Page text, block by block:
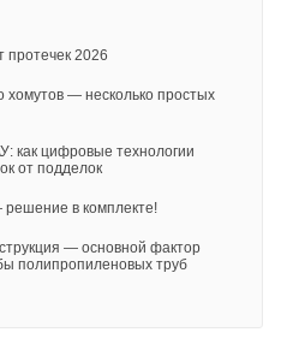
2026
хомутов — несколько простых
как цифровые технологии
от подделок
в комплекте!
— основной фактор
полипропиленовых труб
зоны остается выше
в работу включается
панелей, которая
тепла. В любом случае
не открывается до тех пор,
в точке росы не будет под
влаги. Температура воды
добиться в
Она будет держаться в
росы, чтобы